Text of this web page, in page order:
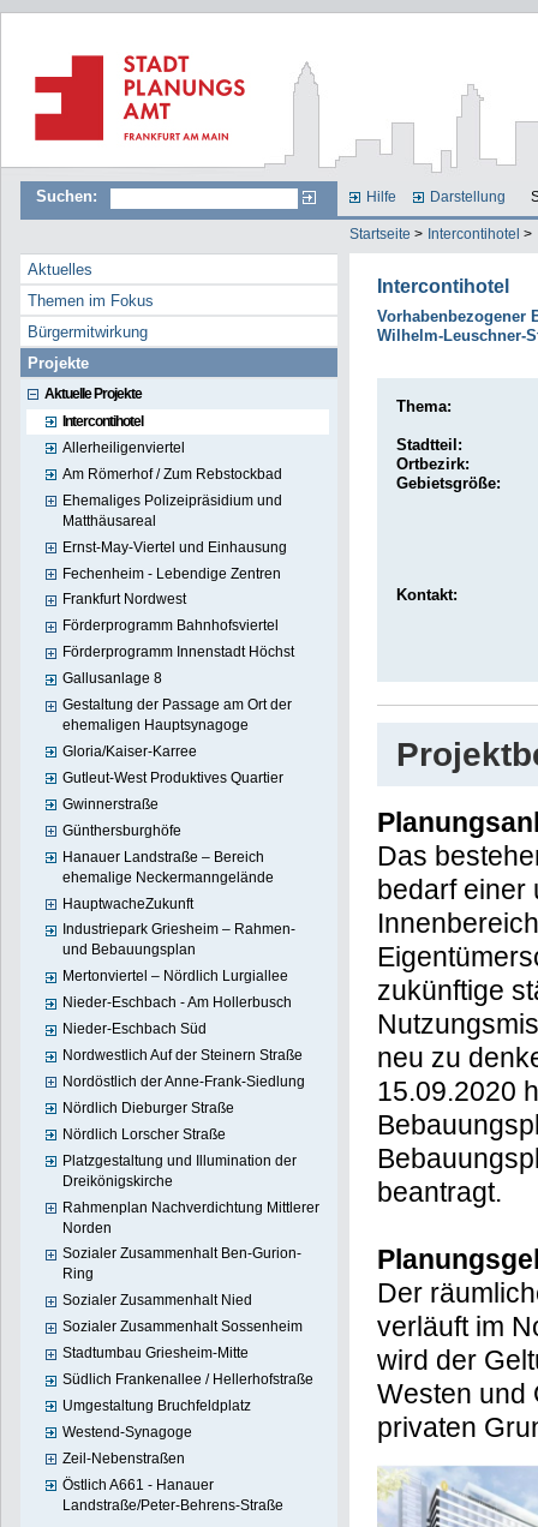
Suchen: Hilfe Darstellung
Startseite > Intercontihotel >
Aktuelles
Themen im Fokus
Bürgermitwirkung
Projekte
Aktuelle Projekte
Intercontihotel
Allerheiligenviertel
Am Römerhof / Zum Rebstockbad
Ehemaliges Polizeipräsidium und
Matthäusareal
Ernst-May-Viertel und Einhausung
Fechenheim - Lebendige Zentren
Frankfurt Nordwest
Förderprogramm Bahnhofsviertel
Förderprogramm Innenstadt Höchst
Gallusanlage 8
Gestaltung der Passage am Ort der
ehemaligen Hauptsynagoge
Gloria/Kaiser-Karree
Gutleut-West Produktives Quartier
Gwinnerstraße
Günthersburghöfe
Hanauer Landstraße – Bereich
ehemalige Neckermanngelände
HauptwacheZukunft
Industriepark Griesheim – Rahmen-
und Bebauungsplan
Mertonviertel – Nördlich Lurgiallee
Nieder-Eschbach - Am Hollerbusch
Nieder-Eschbach Süd
Nordwestlich Auf der Steinern Straße
Nordöstlich der Anne-Frank-Siedlung
Nördlich Dieburger Straße
Nördlich Lorscher Straße
Platzgestaltung und Illumination der
Dreikönigskirche
Rahmenplan Nachverdichtung Mittlerer
Norden
Sozialer Zusammenhalt Ben-Gurion-
Ring
Sozialer Zusammenhalt Nied
Sozialer Zusammenhalt Sossenheim
Stadtumbau Griesheim-Mitte
Südlich Frankenallee / Hellerhofstraße
Umgestaltung Bruchfeldplatz
Westend-Synagoge
Zeil-Nebenstraßen
Östlich A661 - Hanauer
Landstraße/Peter-Behrens-Straße
Intercontihotel
Vorhabenbezogener
Wilhelm-Leuschner-
Thema:
Stadtteil:
Ortbezirk:
Gebietsgröße:
Kontakt:
Das
bedarf einer
zukünftige
neu zu
15.09.2020
beantragt.
Der
verläuft im
wird der
Westen und
privaten